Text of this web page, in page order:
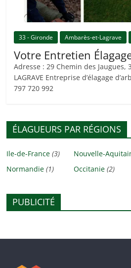
33 - Gironde Ambarès-et-Lagrave
Votre Entretien
Adresse : 29 Chemin des Jaugues,
LAGRAVE Entreprise d’élagage
797 720 992
ÉLAGUEURS PAR RÉGIONS
Ile-de-France (3)
Normandie (1)
Nouvelle-
Occitanie (2)
PUBLICITÉ